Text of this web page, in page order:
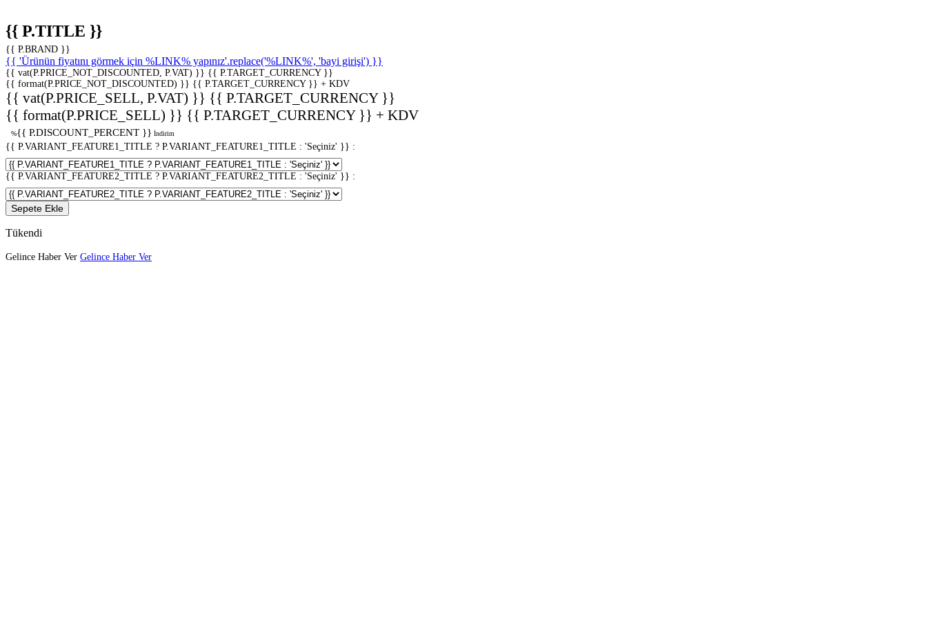
{{ P.TITLE }}
{{ P.BRAND }}
{{ 'Ürünün fiyatını görmek için %LINK% yapınız'.replace('%LINK%', 'bayi girişi') }}
{{ vat(P.PRICE_NOT_DISCOUNTED, P.VAT) }} {{ P.TARGET_CURRENCY }}
{{ format(P.PRICE_NOT_DISCOUNTED) }} {{ P.TARGET_CURRENCY }} + KDV
{{ vat(P.PRICE_SELL, P.VAT) }} {{ P.TARGET_CURRENCY }}
{{ format(P.PRICE_SELL) }} {{ P.TARGET_CURRENCY }} + KDV
%{{ P.DISCOUNT_PERCENT }} İndirim
{{ P.VARIANT_FEATURE1_TITLE ? P.VARIANT_FEATURE1_TITLE : 'Seçiniz' }} :
{{ P.VARIANT_FEATURE2_TITLE ? P.VARIANT_FEATURE2_TITLE : 'Seçiniz' }} :
Sepete Ekle
Tükendi
Gelince Haber Ver Gelince Haber Ver